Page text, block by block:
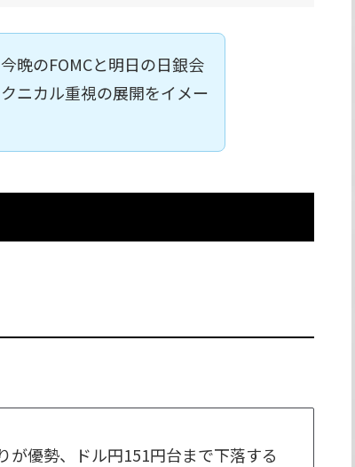
晩のFOMCと明日の日銀会
ニカル重視の展開をイメー
が優勢、ドル円151円台まで下落する